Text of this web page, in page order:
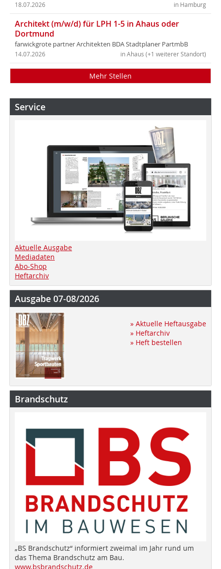
in Hamburg
18.07.2026
Architekt (m/w/d) für LPH 1-5 in Ahaus oder
Dortmund
farwickgrote partner Architekten BDA Stadtplaner PartmbB
in Ahaus (+1 weiterer Standort)
14.07.2026
Mehr Stellen
Service
Aktuelle Ausgabe
Mediadaten
Abo-Shop
Heftarchiv
Ausgabe 07-08/2026
» Aktuelle Heftausgabe
» Heftarchiv
» Heft bestellen
Brandschutz
„BS Brandschutz“ informiert zweimal im Jahr rund um
das Thema Brandschutz am Bau.
www.bsbrandschutz.de